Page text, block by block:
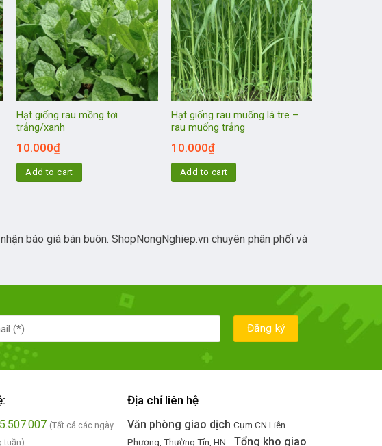
Hạt giống rau mồng tơi
trắng/xanh
10.000₫
Add to cart
Hạt giống rau muống lá tre –
rau muống trắng
10.000₫
Add to cart
báo giá bán buôn. ShopNongNghiep.vn chuyên phân phối và
(Tất cả các ngày
tuần)
Địa chỉ liên hệ
Văn phòng giao dịch Cụm CN Liên
Phương, Thường Tín, HN
Tổng kho giao